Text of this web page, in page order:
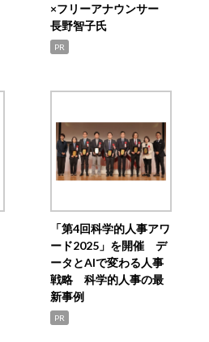
×フリーアナウンサー
長野智子氏
PR
「第4回科学的人事アワ
ード2025」を開催 デ
ータとAIで変わる人事
戦略 科学的人事の最
新事例
PR